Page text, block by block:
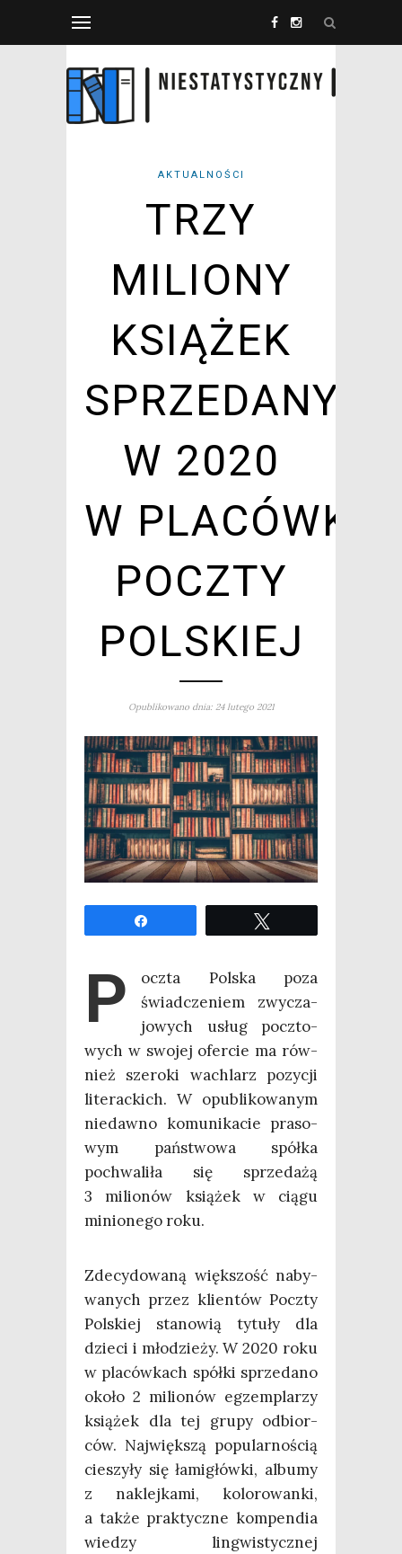
AKTUALNOŚCI
TRZY
MILIONY
KSIĄŻEK
SPRZEDANYCH
W 2020
W
POCZTY
POLSKIEJ
Opublikowano dnia: 24 lutego 2021
P
ocz­ta Pol­ska poza
świad­cze­niem zwy­cza­
jo­wych usług pocz­to­
wych w swo­jej ofer­cie ma rów­
nież sze­ro­ki wachlarz pozy­cji
lite­rac­kich. W opu­bli­ko­wa­nym
nie­daw­no komu­ni­ka­cie pra­so­
wym pań­stwo­wa spół­ka
pochwa­li­ła się sprze­da­żą
3 milio­nów ksią­żek w cią­gu
minio­ne­go roku.
Zde­cy­do­wa­ną więk­szość naby­
wa­nych przez klien­tów Pocz­ty
Pol­skiej sta­no­wią tytu­ły dla
dzie­ci i mło­dzie­ży. W 2020 roku
w pla­ców­kach spół­ki sprze­da­no
oko­ło 2 milio­nów egzem­pla­rzy
ksią­żek dla tej gru­py odbior­
ców. Naj­więk­szą popu­lar­no­ścią
cie­szy­ły się łami­głów­ki, albu­my
z naklej­ka­mi, kolo­ro­wan­ki,
a tak­że prak­tycz­ne kom­pen­dia
wie­dzy lin­gwi­stycz­nej